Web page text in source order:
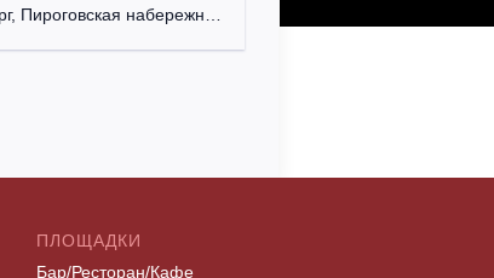
набережная, д. 5/2.
ПЛОЩАДКИ
Бар/Ресторан/Кафе